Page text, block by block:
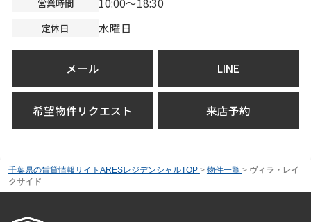
営業時間
定休日 水曜日
メール LINE
希望物件リクエスト 来店予約
千葉県の賃貸情報サイトARESレジデンシャルTOP > 物件一覧 > ヴィラ・レイ
クサイド